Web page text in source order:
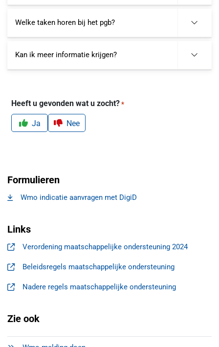
Welke taken horen bij het pgb?
Kan ik meer informatie krijgen?
Heeft u gevonden wat u zocht? *
Ja Nee
Formulieren
Wmo indicatie aanvragen met DigiD
, opent in een nieuw tabblad
Links
Verordening maatschappelijke ondersteuning 2024
, opent in een nieuw tabblad
Beleidsregels maatschappelijke ondersteuning
, opent in een nieuw tabblad
Nadere regels maatschappelijke ondersteuning
, opent in een nieuw tabblad
Zie ook